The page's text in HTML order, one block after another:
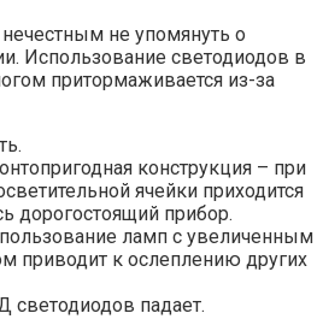
не упомянуть о
Использование светодиодов в
притормаживается из-за
конструкция – при
ячейки приходится
дорогостоящий прибор.
ламп с увеличенным
приводит к ослеплению других
падает.